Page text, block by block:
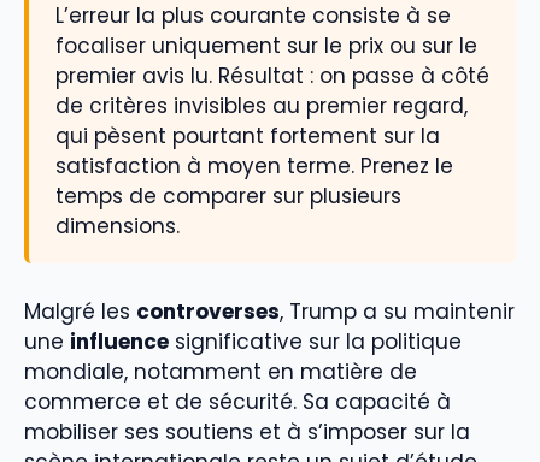
L’erreur la plus courante consiste à se
focaliser uniquement sur le prix ou sur le
premier avis lu. Résultat : on passe à côté
de critères invisibles au premier regard,
qui pèsent pourtant fortement sur la
satisfaction à moyen terme. Prenez le
temps de comparer sur plusieurs
dimensions.
Malgré les controverses, Trump a su maintenir
une influence significative sur la politique
mondiale, notamment en matière de
commerce et de sécurité. Sa capacité à
mobiliser ses soutiens et à s’imposer sur la